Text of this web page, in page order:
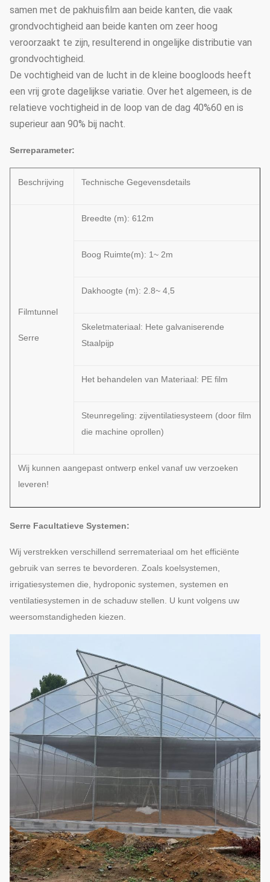
samen met de pakhuisfilm aan beide kanten, die vaak
grondvochtigheid aan beide kanten om zeer hoog
veroorzaakt te zijn, resulterend in ongelijke distributie van
grondvochtigheid.
De vochtigheid van de lucht in de kleine boogloods heeft
een vrij grote dagelijkse variatie. Over het algemeen, is de
relatieve vochtigheid in de loop van de dag 40%60 en is
superieur aan 90% bij nacht.
Serreparameter:
Beschrijving Technische Gegevensdetails
Filmtunnel
Serre
Breedte (m): 612m
Boog Ruimte(m): 1~ 2m
Dakhoogte (m): 2.8~ 4,5
Skeletmateriaal: Hete galvaniserende
Staalpijp
Het behandelen van Materiaal: PE film
Steunregeling: zijventilatiesysteem (door film
die machine oprollen)
Wij kunnen aangepast ontwerp enkel vanaf uw verzoeken
leveren!
Serre Facultatieve Systemen:
Wij verstrekken verschillend serremateriaal om het efficiënte
gebruik van serres te bevorderen. Zoals koelsystemen,
irrigatiesystemen die, hydroponic systemen, systemen en
ventilatiesystemen in de schaduw stellen. U kunt volgens uw
weersomstandigheden kiezen.